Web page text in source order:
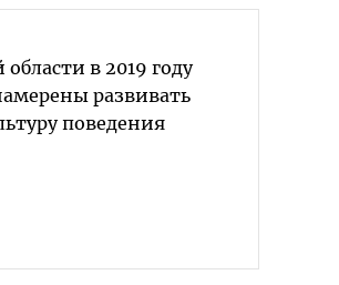
в 2019 году
развивать
поведения